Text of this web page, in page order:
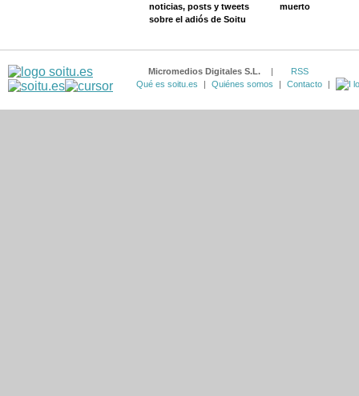
noticias, posts y tweets
sobre el adiós de Soitu
muerto
Micromedios Digitales S.L. |
RSS
Qué es soitu.es
| Quiénes somos | Contacto |